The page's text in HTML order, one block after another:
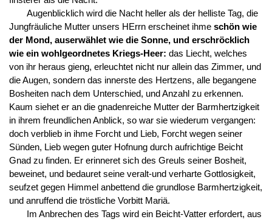
Augenblicklich wird die Nacht heller als der helliste Tag, die
Jungfräuliche Mutter unsers HErrn erscheinet ihme schön wie
der Mond, auserwählet wie die Sonne, und erschröcklich
wie ein wohlgeordnetes Kriegs-Heer: das Liecht, welches
von ihr heraus gieng, erleuchtet nicht nur allein das Zimmer, und
die Augen, sondern das innerste des Hertzens, alle begangene
Bosheiten nach dem Unterschied, und Anzahl zu erkennen.
Kaum siehet er an die gnadenreiche Mutter der Barmhertzigkeit
in ihrem freundlichen Anblick, so war sie wiederum vergangen:
doch verblieb in ihme Forcht und Lieb, Forcht wegen seiner
Sünden, Lieb wegen guter Hofnung durch aufrichtige Beicht
Gnad zu finden. Er erinneret sich des Greuls seiner Bosheit,
beweinet, und bedauret seine veralt-und verharte Gottlosigkeit,
seufzet gegen Himmel anbettend die grundlose Barmhertzigkeit,
und anruffend die tröstliche Vorbitt Mariä.
Im Anbrechen des Tags wird ein Beicht-Vatter erfordert, aus